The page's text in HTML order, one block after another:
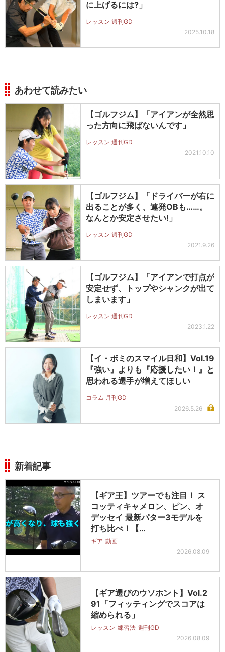
に上げるには?」
レッスン 週刊GD
2025.10.18
あわせて読みたい
【ゴルフジム】「アイアンが全然思
った方向に飛ばないんです」
レッスン 週刊GD
2021.10.10
【ゴルフジム】「ドライバーが右に
出ることが多く、連発OBも……。
なんとか安定させたい!」
レッスン 週刊GD
2021.9.26
【ゴルフジム】「アイアンで打点が
安定せず、トップやシャンクが出て
しまいます」
レッスン 週刊GD
2023.1.22
【イ・ボミのスマイル日和】Vol.19
『強い』よりも『応援したい！』と
思われる選手が増えてほしい
コラム 月刊GD
2026.5.26
新着記事
【ギア王】ツアーでも注目！ ス
コッティキャメロン、ピン、オ
デッセイ 最新パター3モデルを
打ち比べ！【…
ギア 動画
2026.08.09
【ギア選びのウソホント】Vol.2
91「フィッティングでスコアは
縮められる」
レッスン 練習法 週刊GD
2026.08.09